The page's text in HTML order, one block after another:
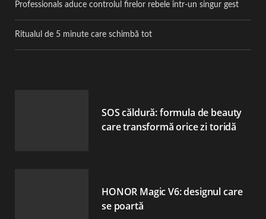
Professionals aduce controlul firelor rebele într-un singur gest
Ritualul de 5 minute care schimbă tot
SOS căldură: formula de beauty
care transformă orice zi toridă
HONOR Magic V6: designul care
se poartă